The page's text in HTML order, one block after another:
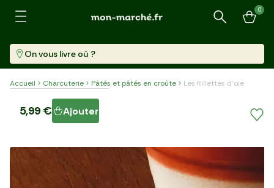
Recherche
0
On vous livre où ?
Accueil Charcuterie Pâtés et pâtés en croûte Les Rillettes d'oie
Les Rillettes d'oie
5,99 € Ajouter